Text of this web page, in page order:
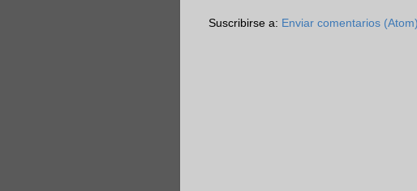
Suscribirse a: Enviar comentarios (Atom)